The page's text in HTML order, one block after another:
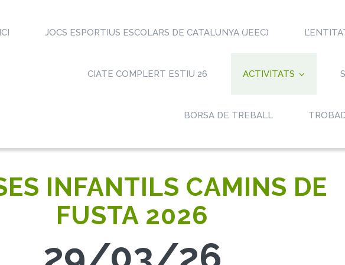
JOCS ESPORTIUS ESCOLARS DE CATALUNYA (JEEC)
CIATE COMPLERT ESTIU 26 ACTIVITATS
BORSA DE TREBALL
INFANTILS CAMINS DE
FUSTA 2026